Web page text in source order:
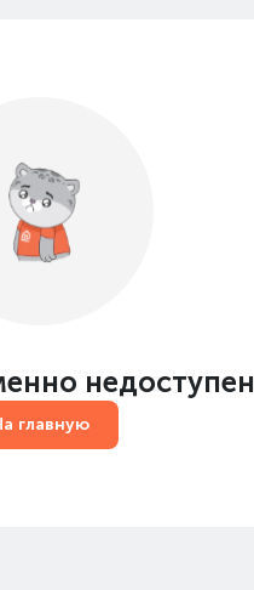
недоступен
главную